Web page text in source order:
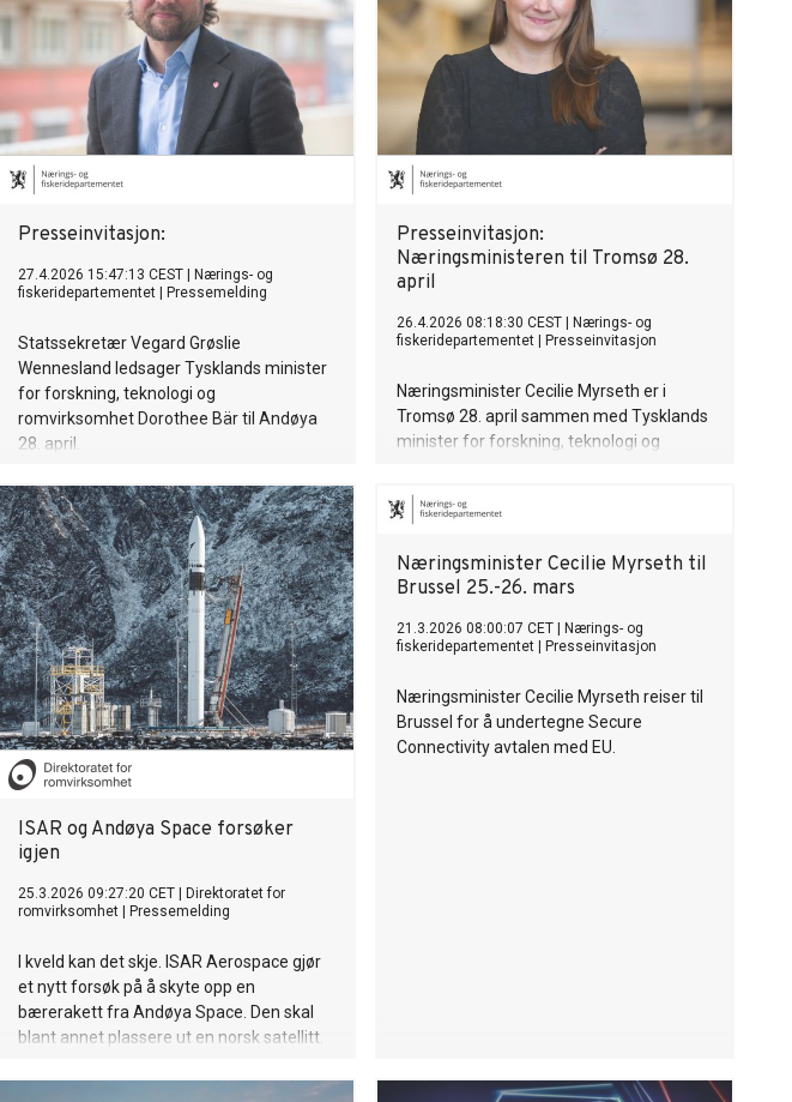
Presseinvitasjon:
27.4.2026 15:47:13 CEST
Nærings- og
fiskeridepartementet
Pressemelding
Statssekretær Vegard Grøslie
Wennesland ledsager Tysklands minister
for forskning, teknologi og
romvirksomhet Dorothee Bär til Andøya
28. april.
Presseinvitasjon:
Næringsministeren til Tromsø 28.
april
26.4.2026 08:18:30 CEST
Nærings- og
fiskeridepartementet
Presseinvitasjon
Næringsminister Cecilie Myrseth er i
Tromsø 28. april sammen med Tysklands
minister for forskning, teknologi og
ISAR og Andøya Space forsøker
igjen
25.3.2026 09:27:20 CET
Direktoratet for
romvirksomhet
Pressemelding
I kveld kan det skje. ISAR Aerospace gjør
et nytt forsøk på å skyte opp en
bærerakett fra Andøya Space. Den skal
blant annet plassere ut en norsk satellitt.
Næringsminister Cecilie Myrseth til
Brussel 25.-26. mars
21.3.2026 08:00:07 CET
Nærings- og
fiskeridepartementet
Presseinvitasjon
Næringsminister Cecilie Myrseth reiser til
Brussel for å undertegne Secure
Connectivity avtalen med EU.